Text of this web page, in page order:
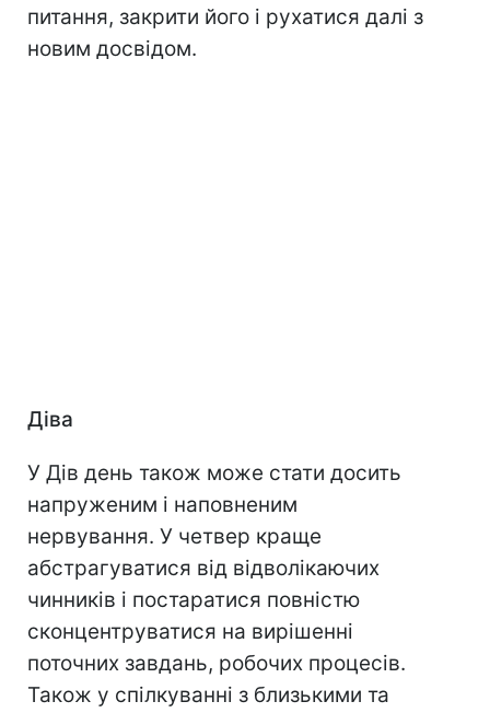
питання, закрити його і рухатися далі з
новим досвідом.
Діва
У Дів день також може стати досить
напруженим і наповненим
нервування. У четвер краще
абстрагуватися від відволікаючих
чинників і постаратися повністю
сконцентруватися на вирішенні
поточних завдань, робочих процесів.
Також у спілкуванні з близькими та